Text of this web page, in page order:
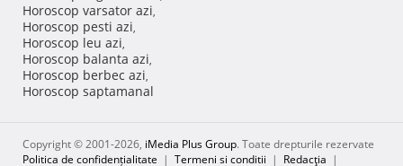
Horoscop varsator azi,
Horoscop pesti azi,
Horoscop leu azi,
Horoscop balanta azi,
Horoscop berbec azi,
Horoscop saptamanal
Copyright © 2001-2026, iMedia Plus Group. Toate drepturile rezervate
Politica de confidențialitate | Termeni si conditii | Redacţia |